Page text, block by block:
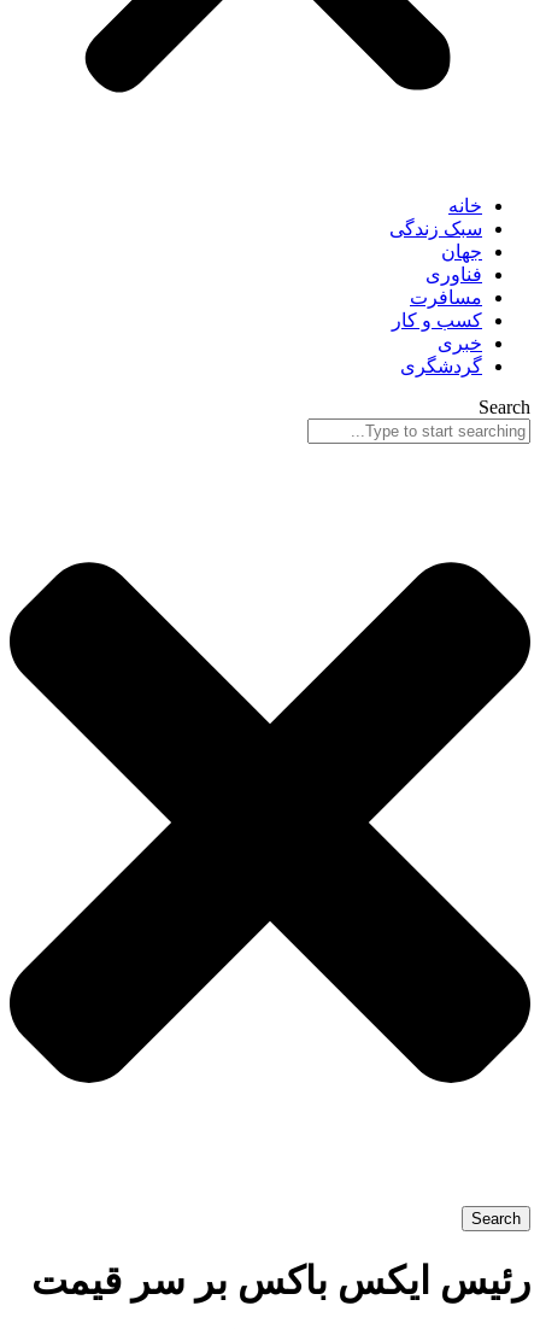
خانه
سبک زندگی
جهان
فناوری
مسافرت
کسب و کار
خبری
گردشگری
Search
Search
رئیس ایکس باکس بر سر قیمت